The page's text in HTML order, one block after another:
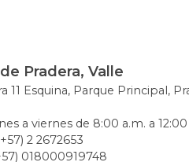
Pradera, Valle
11 Esquina, Parque Principal,
a viernes de 8:00 a.m. a
2 2672653
018000919748